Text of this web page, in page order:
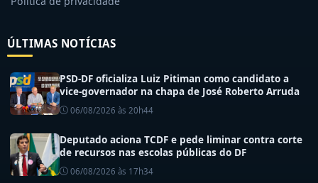
ÚLTIMAS NOTÍCIAS
PSD-DF oficializa Luiz Pitiman como candidato a
vice-governador na chapa de José Roberto Arruda
06/08/2026 às 20h44
Deputado aciona TCDF e pede liminar contra corte
de recursos nas escolas públicas do DF
06/08/2026 às 17h34